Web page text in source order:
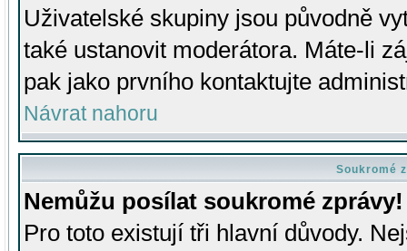
Uživatelské skupiny jsou původně
také ustanovit moderátora. Máte-li
pak jako prvního kontaktujte
Návrat nahoru
Soukromé
Nemůžu posílat soukromé zprávy!
Pro toto existují tři hlavní důvody.